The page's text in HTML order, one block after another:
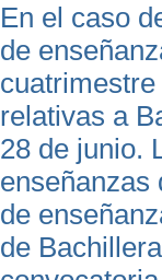
En el caso
de
relativas a
28 de junio.
enseñanzas
de
de